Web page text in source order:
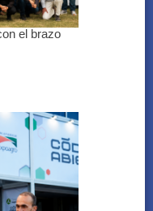
el brazo